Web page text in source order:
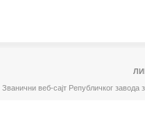
Званични веб-сајт Републичког